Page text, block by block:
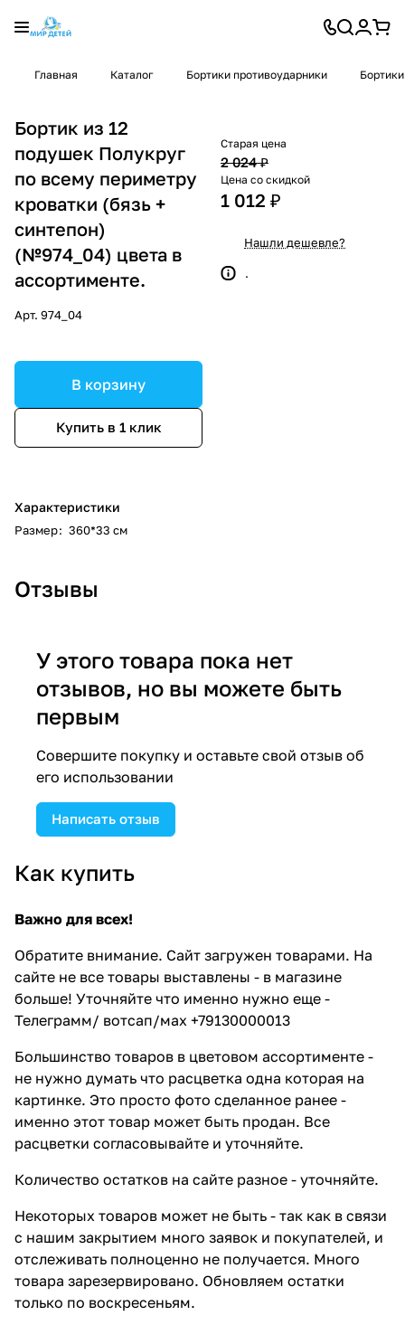
Главная Каталог Бортики противоударники
Бортик из 12
подушек Полукруг
по всему периметру
кроватки (бязь +
синтепон)
(№974_04) цвета в
ассортименте.
Арт. 974_04
В корзину
Купить в 1 клик
Характеристики
Размер: 360*33 см
Старая цена
2 024 ₽
Цена со скидкой
1 012 ₽
Нашли дешевле?
.
Отзывы
У этого товара пока нет
отзывов, но вы можете быть
первым
Совершите покупку и оставьте свой отзыв об
его использовании
Написать отзыв
Как купить
Важно для всех!
Обратите внимание. Сайт загружен товарами. На
сайте не все товары выставлены - в магазине
больше! Уточняйте что именно нужно еще -
Телеграмм/ вотсап/мах +79130000013
Большинство товаров в цветовом ассортименте -
не нужно думать что расцветка одна которая на
картинке. Это просто фото сделанное ранее -
именно этот товар может быть продан. Все
расцветки согласовывайте и уточняйте.
Количество остатков на сайте разное - уточняйте.
Некоторых товаров может не быть - так как в связи
с нашим закрытием много заявок и покупателей, и
отслеживать полноценно не получается. Много
товара зарезервировано. Обновляем остатки
только по воскресеньям.